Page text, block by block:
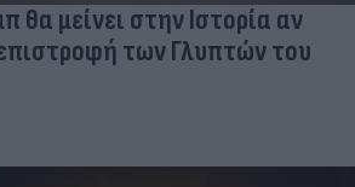
θα μείνει στην Ιστορία αν
των Γλυπτών του